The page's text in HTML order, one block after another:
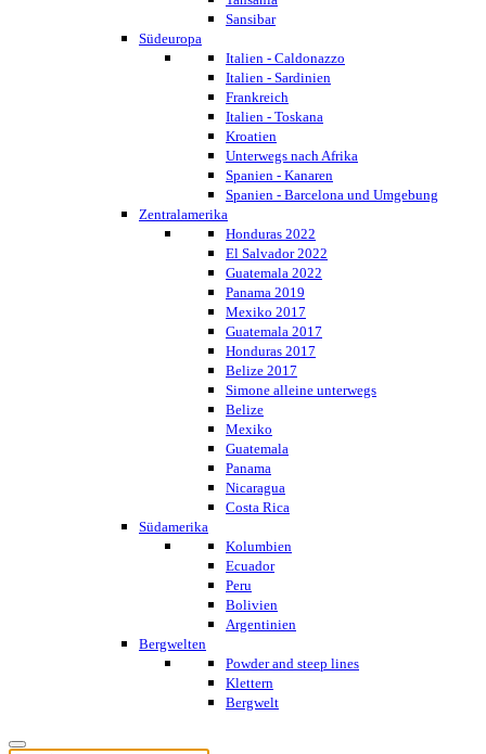
Sansibar
Südeuropa
Italien - Caldonazzo
Italien - Sardinien
Frankreich
Italien - Toskana
Kroatien
Unterwegs nach Afrika
Spanien - Kanaren
Spanien - Barcelona und Umgebung
Zentralamerika
Honduras 2022
El Salvador 2022
Guatemala 2022
Panama 2019
Mexiko 2017
Guatemala 2017
Honduras 2017
Belize 2017
Simone alleine unterwegs
Belize
Mexiko
Guatemala
Panama
Nicaragua
Costa Rica
Südamerika
Kolumbien
Ecuador
Peru
Bolivien
Argentinien
Bergwelten
Powder and steep lines
Klettern
Bergwelt